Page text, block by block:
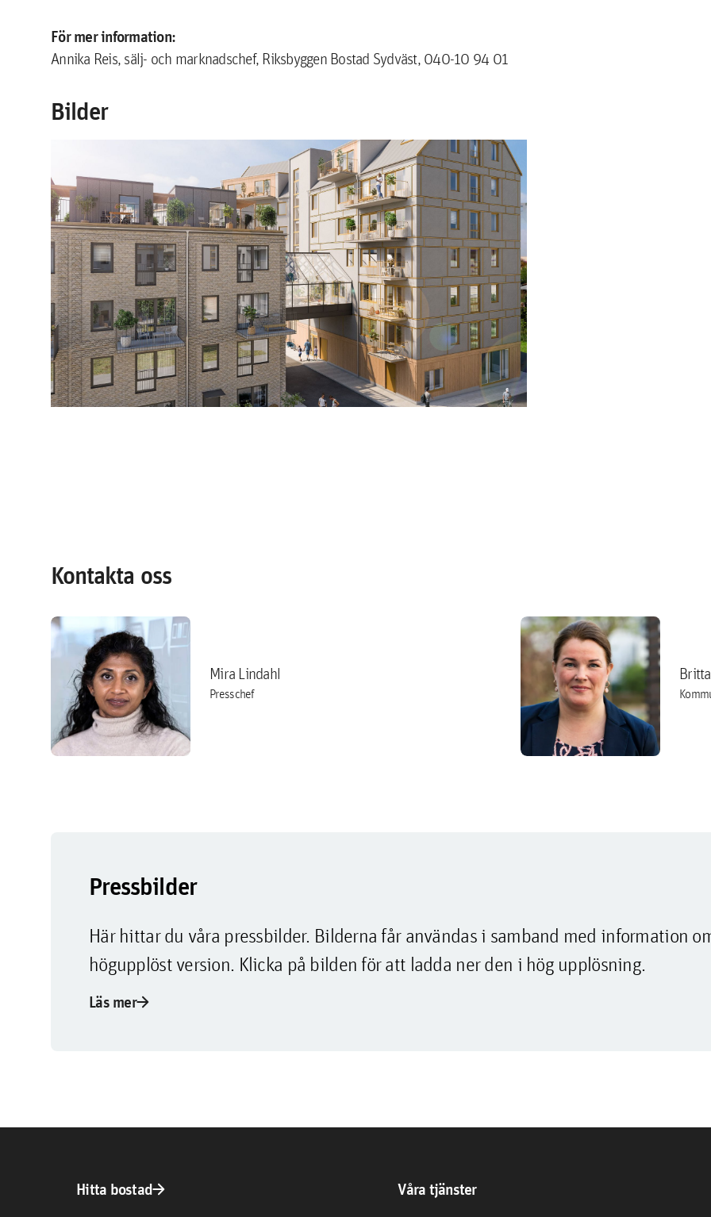
För mer information:
Annika Reis, sälj- och marknadschef, Riksbyggen Bostad Sydväst, 040-10 94 01
Bilder
Kontakta oss
Mira Lindahl
Presschef
Pressbilder
Här hittar du våra pressbilder. Bilderna får användas i samband med information
högupplöst version. Klicka på bilden för att ladda ner den i hög upplösning.
Läs merarrow_forward
Hitta bostadarrow_forward Våra tjänster